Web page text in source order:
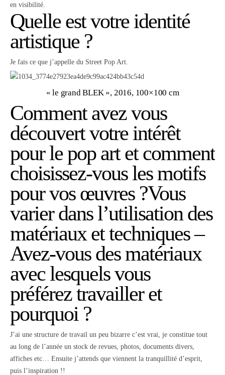
en visibilité.
Quelle est votre identité
artistique ?
Je fais ce que j’appelle du Street Pop Art.
« le grand BLEK », 2016, 100×100 cm
Comment avez vous
découvert votre intérêt
pour le pop art et comment
choisissez-vous les motifs
pour vos œuvres ?Vous
varier dans l’utilisation des
matériaux et techniques –
Avez-vous des matériaux
avec lesquels vous
préférez travailler et
pourquoi ?
J’ai une structure de travail un peu bizarre c’est vrai, je constitue tout
au long de l’année un stock de revues, photos, documents divers,
affiches etc… Ensuite j’attends que viennent la tranquillité d’esprit,
puis l’inspiration !!